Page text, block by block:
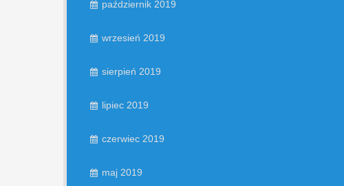
październik 2019
wrzesień 2019
sierpień 2019
lipiec 2019
czerwiec 2019
maj 2019